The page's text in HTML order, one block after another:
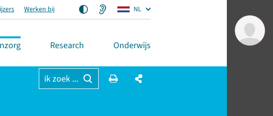
Werken bij NL
Research Onderwijs
ik zoek ...